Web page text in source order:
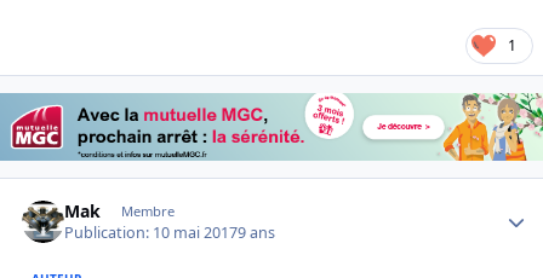
1
Mak Membre
Publication: 10 mai 20179 ans